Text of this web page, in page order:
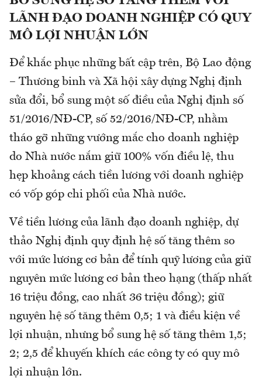
LÃNH ĐẠO DOANH NGHIỆP CÓ QUY
MÔ LỢI NHUẬN LỚN
Để khắc phục những bất cập trên, Bộ Lao động
– Thương binh và Xã hội xây dựng Nghị định
sửa đổi, bổ sung một số điều của Nghị định số
51/2016/NĐ-CP, số 52/2016/NĐ-CP, nhằm
tháo gỡ những vướng mắc cho doanh nghiệp
do Nhà nước nắm giữ 100% vốn điều lệ, thu
hẹp khoảng cách tiền lương với doanh nghiệp
có vốp góp chi phối của Nhà nước.
Về tiền lương của lãnh đạo doanh nghiệp, dự
thảo Nghị định quy định hệ số tăng thêm so
với mức lương cơ bản để tính quỹ lương của giữ
nguyên mức lương cơ bản theo hạng (thấp nhất
16 triệu đồng, cao nhất 36 triệu đồng); giữ
nguyên hệ số tăng thêm 0,5; 1 và điều kiện về
lợi nhuận, nhưng bổ sung hệ số tăng thêm 1,5;
2; 2,5 để khuyến khích các công ty có quy mô
lợi nhuận lớn.